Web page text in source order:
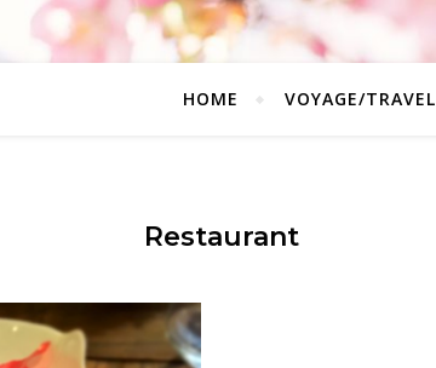
HOME VOYAGE/TRAVEL
Restaurant